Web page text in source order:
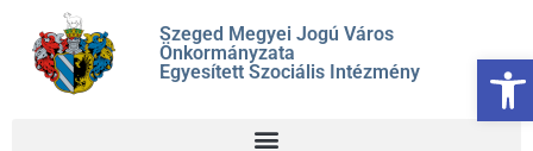
Szeged Megyei Jogú Város
Önkormányzata
Egyesített Szociális Intézmény